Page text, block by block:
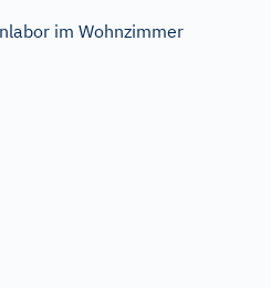
im Wohnzimmer